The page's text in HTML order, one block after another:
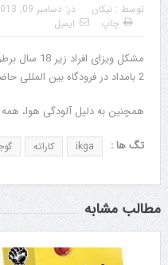
توسط : نیکان در: دسامبر 09, 2013
چاپ
ایمیل
مشکل ویزای
2 بامداد در فرودگاه بین المللی حاضر باشند.
همچنین به دلیل آلودگی هوا،
تگ ها : ikga کاراته
مطالب مشابه